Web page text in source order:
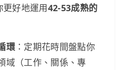
好地運用42-53成熟的
環：定期花時間盤點你
域（工作、關係、專